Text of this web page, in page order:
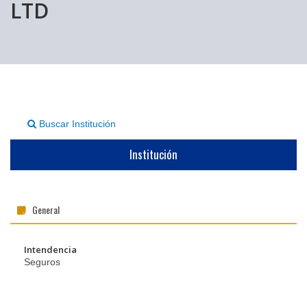
LTD
Buscar Institución
Institución
General
Intendencia
Seguros